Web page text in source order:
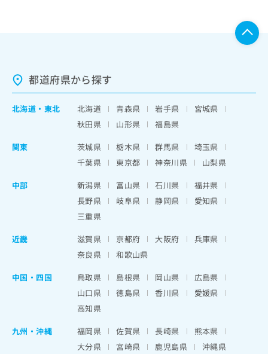
都道府県から探す
北海道 ・ 東北 北海道 青森県 岩手県
宮城県
秋田県
山形県
福島県
関東
茨城県 栃木県 群馬県
埼玉県
千葉県
東京都 神奈川県
山梨県
中部
新潟県 富山県 石川県
福井県
長野県
岐阜県 静岡県
愛知県
三重県
近畿
滋賀県 京都府 大阪府
兵庫県
奈良県
和歌山県
中国・四国
鳥取県 島根県 岡山県
広島県
山口県
徳島県 香川県
愛媛県
高知県
九州・沖縄
福岡県 佐賀県 長崎県
熊本県
大分県
宮崎県 鹿児島県 沖縄県